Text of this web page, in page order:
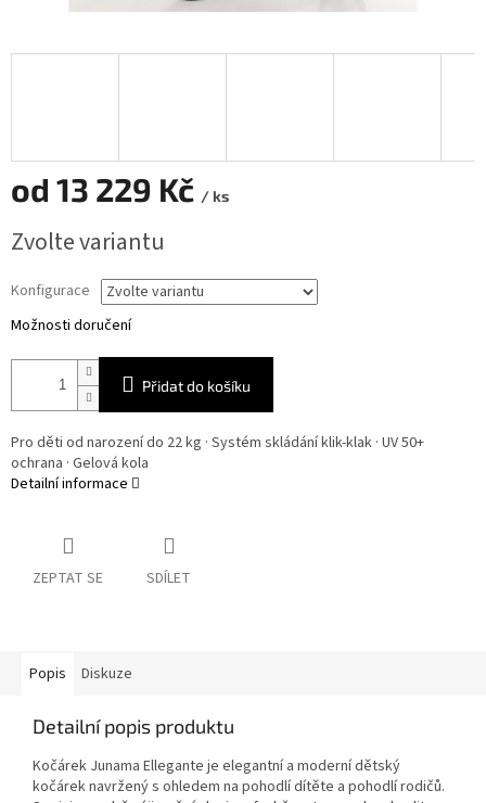
od 13 229 Kč / ks
cena:
Zvolte variantu
Konfigurace
Možnosti doručení
Přidat do košíku
Pro děti od narození do 22 kg · Systém skládání klik-klak · UV 50+
ochrana · Gelová kola
Detailní informace
ZEPTAT SE SDÍLET
Popis Diskuze
Detailní popis produktu
Kočárek Junama Ellegante je elegantní a moderní dětský
kočárek navržený s ohledem na pohodlí dítěte a pohodlí rodičů.